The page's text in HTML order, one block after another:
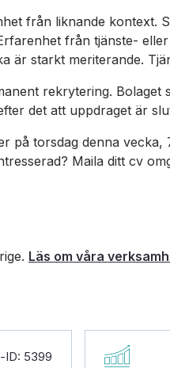
från liknande kontext.
från tjänste-
är starkt meriterande.
rekrytering. Bolaget
det att uppdraget är
på torsdag denna vecka,
Maila ditt cv
Läs om våra
ID: 5399